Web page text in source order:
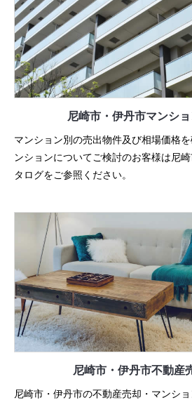
尼崎市・伊丹市マンシ
マンション別の売出物件及び相場価格
ンションについてご検討のお客様は尼
タログをご参照ください。
尼崎市・伊丹市不動産
尼崎市・伊丹市の不動産売却・マンシ